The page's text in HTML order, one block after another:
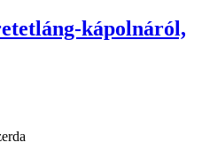
kápolnáról,